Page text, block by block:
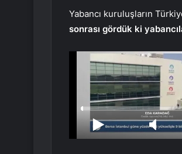
Yabancı kuruluşların
sonrası gördük ki